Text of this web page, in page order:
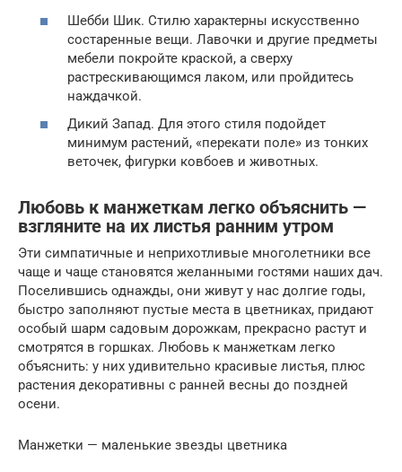
Шебби Шик. Стилю характерны искусственно
состаренные вещи. Лавочки и другие предметы
мебели покройте краской, а сверху
растрескивающимся лаком, или пройдитесь
наждачкой.
Дикий Запад. Для этого стиля подойдет
минимум растений, «перекати поле» из тонких
веточек, фигурки ковбоев и животных.
Любовь к манжеткам легко объяснить —
взгляните на их листья ранним утром
Эти симпатичные и неприхотливые многолетники все
чаще и чаще становятся желанными гостями наших дач.
Поселившись однажды, они живут у нас долгие годы,
быстро заполняют пустые места в цветниках, придают
особый шарм садовым дорожкам, прекрасно растут и
смотрятся в горшках. Любовь к манжеткам легко
объяснить: у них удивительно красивые листья, плюс
растения декоративны с ранней весны до поздней
осени.
Манжетки — маленькие звезды цветника